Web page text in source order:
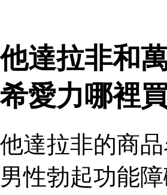
他達拉非和
希愛力哪裡
他達拉非的商
男性勃起功能